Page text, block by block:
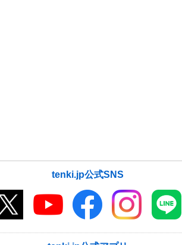
tenki.jp公式SNS